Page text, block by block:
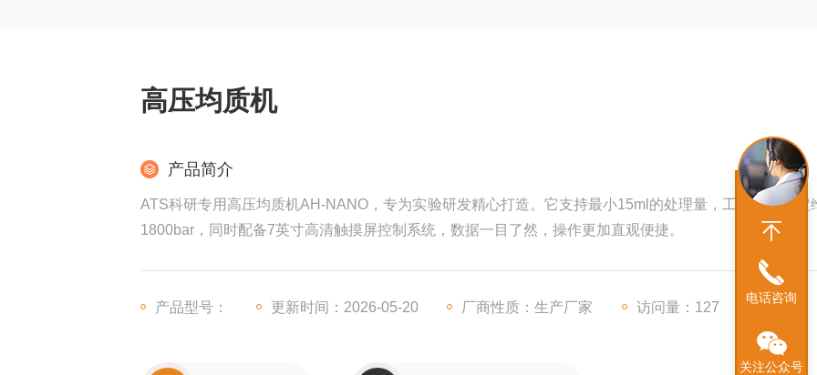
高压均质机
产品简介
ATS科研专用高压均质机AH-NANO，专为实验研发精心打造。它支持最小15ml的处理量，工作压力稳定
1800bar，同时配备7英寸高清触摸屏控制系统，数据一目了然，操作更加直观便捷。
产品型号： 更新时间：2026-05-20 厂商性质：生产厂家 访问量：127
电话咨询
关注公众号